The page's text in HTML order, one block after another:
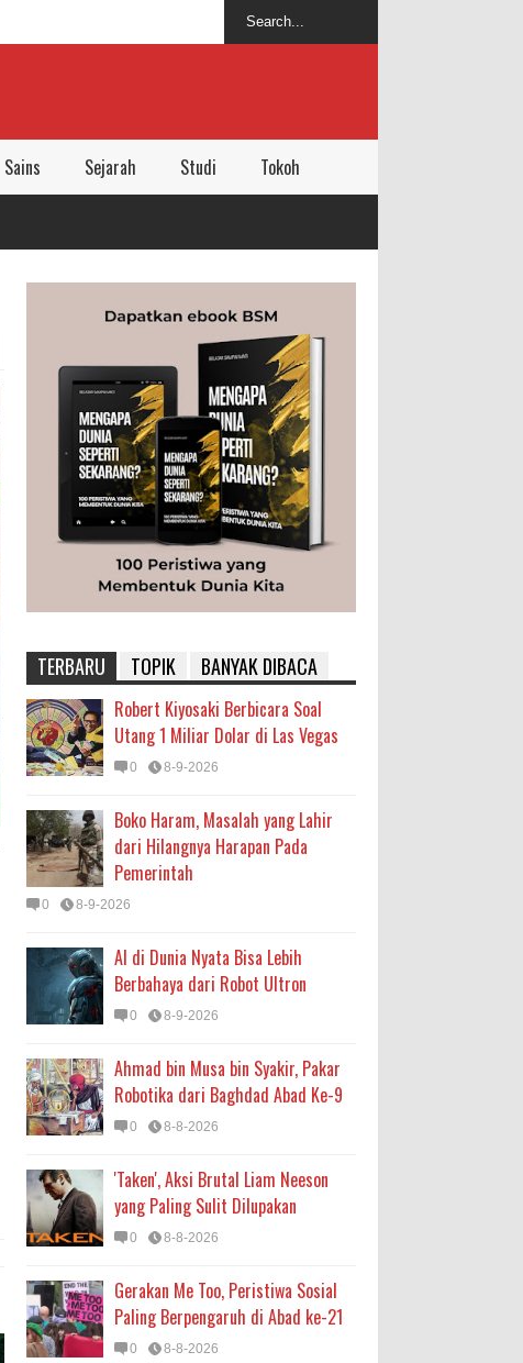
Sains Sejarah Studi Tokoh
TERBARU TOPIK BANYAK DIBACA
Robert Kiyosaki Berbicara Soal
Utang 1 Miliar Dolar di Las Vegas
0 8-9-2026
Boko Haram, Masalah yang Lahir
dari Hilangnya Harapan Pada
Pemerintah
0 8-9-2026
AI di Dunia Nyata Bisa Lebih
Berbahaya dari Robot Ultron
0 8-9-2026
Ahmad bin Musa bin Syakir, Pakar
Robotika dari Baghdad Abad Ke-9
0 8-8-2026
'Taken', Aksi Brutal Liam Neeson
yang Paling Sulit Dilupakan
0 8-8-2026
Gerakan Me Too, Peristiwa Sosial
Paling Berpengaruh di Abad ke-21
0 8-8-2026